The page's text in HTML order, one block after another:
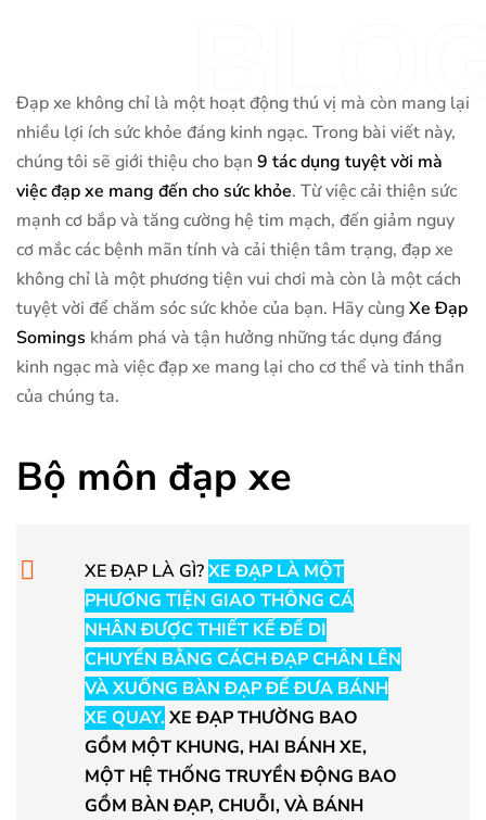
Đạp xe không chỉ là một hoạt động thú vị mà còn mang lại
nhiều lợi ích sức khỏe đáng kinh ngạc. Trong bài viết này,
chúng tôi sẽ giới thiệu cho bạn 9 tác dụng tuyệt vời mà
việc đạp xe mang đến cho sức khỏe. Từ việc cải thiện sức
mạnh cơ bắp và tăng cường hệ tim mạch, đến giảm nguy
cơ mắc các bệnh mãn tính và cải thiện tâm trạng, đạp xe
không chỉ là một phương tiện vui chơi mà còn là một cách
tuyệt vời để chăm sóc sức khỏe của bạn. Hãy cùngXe Đạp
Somings khám phá và tận hưởng những tác dụng đáng
kinh ngạc mà việc đạp xe mang lại cho cơ thể và tinh thần
của chúng ta.
Bộ môn đạp xe
XE ĐẠP LÀ GÌ?XE ĐẠP LÀ MỘT
PHƯƠNG TIỆN GIAO THÔNG CÁ
NHÂN ĐƯỢC THIẾT KẾ ĐỂ DI
CHUYỂN BẰNG CÁCH ĐẠP CHÂN LÊN
VÀ XUỐNG BÀN ĐẠP ĐỂ ĐƯA BÁNH
XE QUAY.XE ĐẠP THƯỜNG BAO
GỒM MỘT KHUNG, HAI BÁNH XE,
MỘT HỆ THỐNG TRUYỀN ĐỘNG BAO
GỒM BÀN ĐẠP, CHUỖI, VÀ BÁNH